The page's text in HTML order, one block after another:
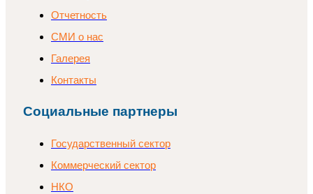
Отчетность
СМИ о нас
Галерея
Контакты
Социальные партнеры
Государственный сектор
Коммерческий сектор
НКО